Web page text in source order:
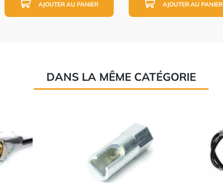
AJOUTER AU PANIER AJOUTER AU PANIER
DANS LA MÊME CATÉGORIE